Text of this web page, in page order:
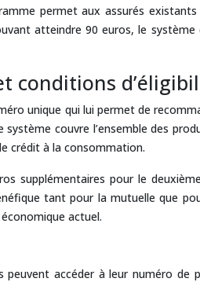
permet aux assurés
atteindre 90 euros, le système
conditions
unique qui lui permet de
couvre l’ensemble des
crédit à la consommation.
supplémentaires pour le
tant pour la mutuelle que
actuel.
peuvent accéder à leur numéro